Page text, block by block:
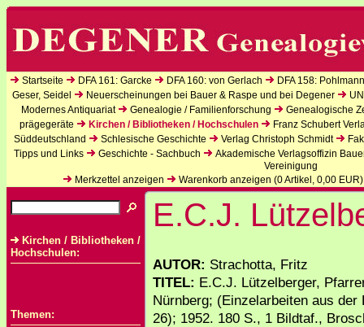
Startseite DFA 161: Garcke DFA 160: von Gerlach
DFA 158:
Geser, Seidel
Neuerscheinungen bei Bauer & Raspe und bei Degener
Modernes Antiquariat
Genealogie / Familienforschung
Genealogische
prägegeräte
Kirchen / Bibliotheken / Hochschulen
Franz Schubert
Süddeutschland
Schlesische Geschichte Verlag Christoph Schmidt
Tipps und Links
Geschichte - Sachbuch
Akademische Verlagsoffizin
Vereinigung
Merkzettel anzeigen
Warenkorb anzeigen (0Artikel, 0,00 EUR)
Kirchen / Bibliotheken /
Hochschulen:
Themen:
E.C.J.
AUTOR: Strachotta, Fritz
TITEL: E.C.J. Lützelberger,
Nürnberg; (Einzelarbeiten aus
26); 1952. 180 S., 1 Bildtaf.,